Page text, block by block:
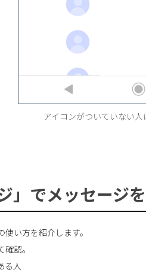
アイコンがついていない人
」でメッセージ
い方を紹介します。
認。
る人